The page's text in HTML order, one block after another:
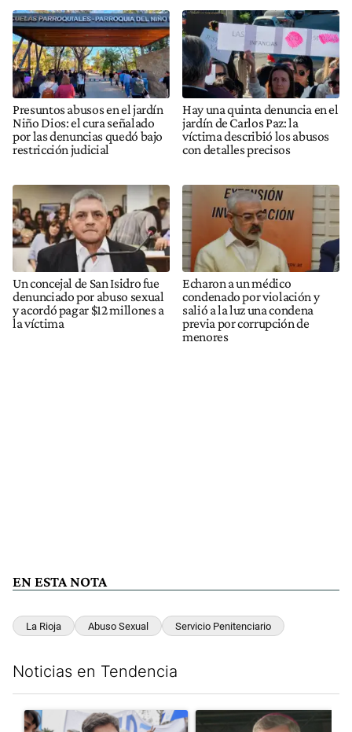
Presuntos abusos en el jardín
Niño Dios: el cura señalado
por las denuncias quedó bajo
restricción judicial
Hay una quinta denuncia en el
jardín de Carlos Paz: la
víctima describió los abusos
con detalles precisos
Un concejal de San Isidro fue
denunciado por abuso sexual
y acordó pagar $12 millones a
la víctima
Echaron a un médico
condenado por violación y
salió a la luz una condena
previa por corrupción de
menores
EN ESTA NOTA
La Rioja Abuso Sexual Servicio Penitenciario
Noticias en Tendencia
Un artículo de tendencia con el título "Kicillof apuntó contra
Un artículo de tendencia con